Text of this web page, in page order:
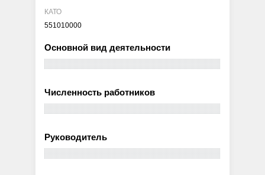
КАТО
551010000
Основной вид деятельности
Численность работников
Руководитель